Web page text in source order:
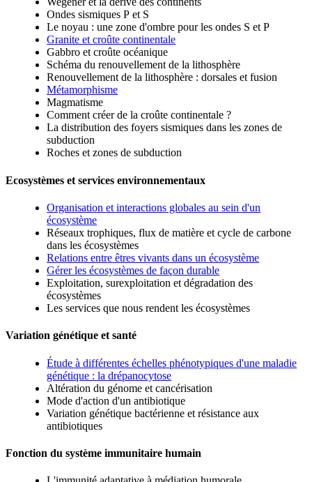
Ondes sismiques P et S
Le noyau : une zone d'ombre pour les ondes S et P
Granite et croûte continentale
Gabbro et croûte océanique
Schéma du renouvellement de la lithosphère
Renouvellement de la lithosphère : dorsales et fusion
Métamorphisme
Magmatisme
Comment créer de la croûte continentale ?
La distribution des foyers sismiques dans les zones de
subduction
Roches et zones de subduction
Ecosystèmes et services environnementaux
Organisation et interactions globales au sein d'un
écosystème
Réseaux trophiques, flux de matière et cycle de carbone
dans les écosystèmes
Relations entre êtres vivants dans un écosystème
Gérer les écosystèmes de façon durable
Exploitation, surexploitation et dégradation des
écosystèmes
Les services que nous rendent les écosystèmes
Variation génétique et santé
Étude à différentes échelles phénotypiques d'une maladie
génétique : la drépanocytose
Altération du génome et cancérisation
Mode d'action d'un antibiotique
Variation génétique bactérienne et résistance aux
antibiotiques
Fonction du système immunitaire humain